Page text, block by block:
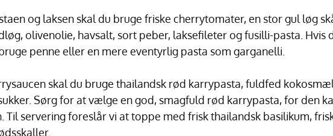
og laksen skal du bruge friske cherrytomater, en stor gul løg
olivenolie, havsalt, sort peber, laksefileter og fusilli-pasta. Hvis
penne eller en mere eventyrlig pasta som garganelli.
skal du bruge thailandsk rød karrypasta, fuldfed
Sørg for at vælge en god, smagfuld rød karrypasta, for den
Til servering foreslår vi at toppe med frisk thailandsk basilikum,